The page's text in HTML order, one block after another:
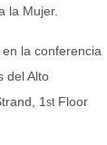
la Mujer.
la conferencia
del Alto
1 st Floor